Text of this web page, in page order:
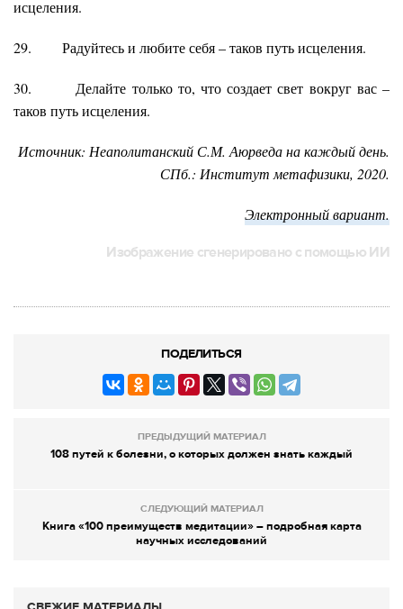
исцеления.
29. Радуйтесь и любите себя – таков путь исцеления.
30. Делайте только то, что создает свет вокруг вас –
таков путь исцеления.
Источник: Неаполитанский С.М. Аюрведа на каждый день.
СПб.: Институт метафизики, 2020.
Электронный вариант.
Изображение сгенерировано с помощью ИИ
ПОДЕЛИТЬСЯ
ПРЕДЫДУЩИЙ МАТЕРИАЛ
108 путей к болезни, о которых должен знать каждый
СЛЕДУЮЩИЙ МАТЕРИАЛ
Книга «100 преимуществ медитации» – подробная карта
научных исследований